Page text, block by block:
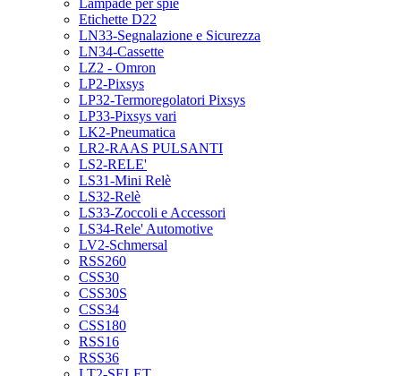
Lampade per spie
Etichette D22
LN33-Segnalazione e Sicurezza
LN34-Cassette
LZ2 - Omron
LP2-Pixsys
LP32-Termoregolatori Pixsys
LP33-Pixsys vari
LK2-Pneumatica
LR2-RAAS PULSANTI
LS2-RELE'
LS31-Mini Relè
LS32-Relè
LS33-Zoccoli e Accessori
LS34-Rele' Automotive
LV2-Schmersal
RSS260
CSS30
CSS30S
CSS34
CSS180
RSS16
RSS36